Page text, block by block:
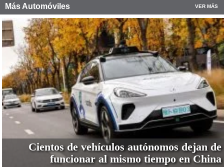
Más Automóviles VER MÁS
Cientos de vehículos autónomos dejan de
funcionar al mismo tiempo en China